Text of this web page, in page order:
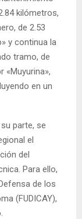
kilómetros,
de 2.53
y continua la
tramo, de
«Muyurina»,
en un
parte, se
el
del
Para ello,
de los
(FUDICAY),